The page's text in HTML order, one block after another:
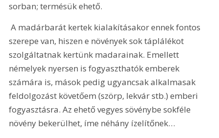
sorban; termésük ehető.
A madárbarát kertek kialakításakor ennek fontos
szerepe van, hiszen e növények sok táplálékot
szolgáltatnak kertünk madarainak. Emellett
némelyek nyersen is fogyaszthatók emberek
számára is, mások pedig ugyancsak alkalmasak
feldolgozást követőem (szörp, lekvár stb.) emberi
fogyasztásra. Az ehető vegyes sövénybe sokféle
növény bekerülhet, íme néhány ízelítőnek…